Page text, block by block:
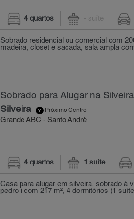
4 quartos - suíte
Sobrado residencial ou comercial com
madeira, closet e sacada, sala ampla
Sobrado para Alugar na
Silveira- Próximo Centro
Grande ABC - Santo André
4 quartos 1 suíte
Casa para alugar em silveira. sobrado à
pedro i com 217 m², 4 dormitórios (1